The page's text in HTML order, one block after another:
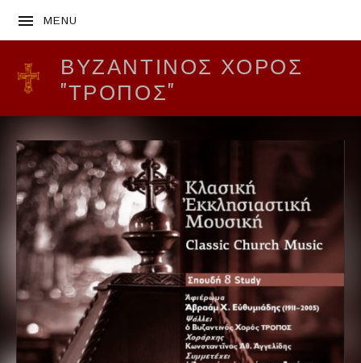
MENU
ΒΥΖΑΝΤΙΝΌΣ ΧΟΡΌΣ
"ΤΡΟΠΟΣ"